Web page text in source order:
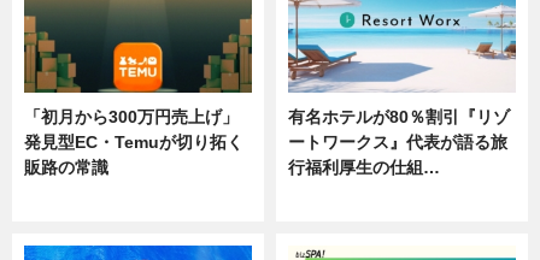
「初月から300万円売上げ」
発見型EC・Temuが切り拓く
販路の常識
有名ホテルが80％割引『リゾ
ートワークス』代表が語る旅
行福利厚生の仕組…